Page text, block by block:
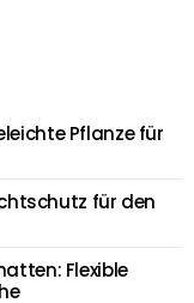
Pflanze für
für den
Flexible